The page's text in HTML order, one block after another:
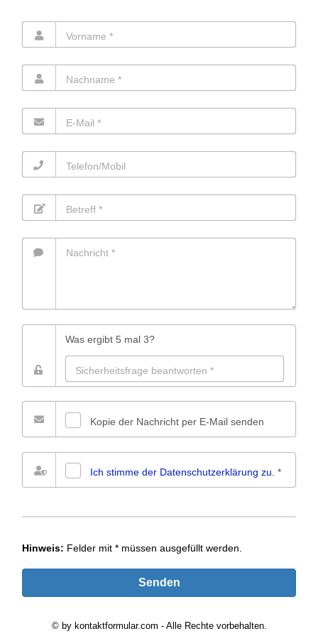
Was ergibt 5 mal 3?
Kopie der Nachricht per E-Mail senden
Ich stimme der Datenschutz­erklärung zu. *
Hinweis: Felder mit * müssen ausgefüllt werden.
© by kontaktformular.com - Alle Rechte vorbehalten.